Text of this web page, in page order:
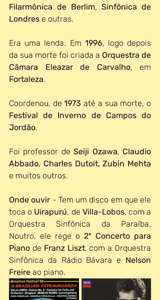
Filarmônica de Berlim, Sinfônica de
Londres e outras.
Era uma lenda. Em 1996, logo depois
da sua morte foi criada a Orquestra de
Câmara Eleazar de Carvalho
Fortaleza.
Coordenou, de 1973
Festival de Inverno de Campos do
Jordão.
Foi professor de Seiji Ozawa, Claudio
Abbado, Charles Dutoit, Zubin Mehta
e muitos outros.
Onde ouvir - Tem um disco em que ele
toca o Uirapurú, de Villa-Lobos, com a
Orquestra Sinfônica da Paraíba.
Noutro, ele rege o 2º Concerto para
Piano de Franz Liszt, com a Orquestra
Sinfônica da Rádio Bávara e Nelson
Freire ao piano.